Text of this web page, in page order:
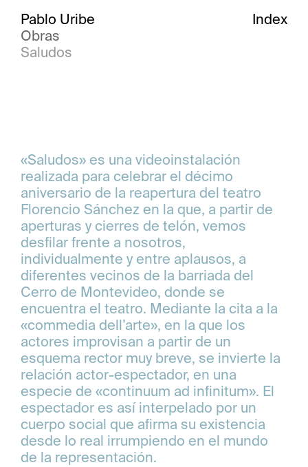
Pablo Uribe
Obras
Saludos
Index
«Saludos» es una videoinstalación
realizada para celebrar el décimo
aniversario de la reapertura del teatro
Florencio Sánchez en la que, a partir de
aperturas y cierres de telón, vemos
desfilar frente a nosotros,
individualmente y entre aplausos, a
diferentes vecinos de la barriada del
Cerro de Montevideo, donde se
encuentra el teatro. Mediante la cita a la
«commedia dell’arte», en la que los
actores improvisan a partir de un
esquema rector muy breve, se invierte la
relación actor-espectador, en una
especie de «continuum ad infinitum». El
espectador es así interpelado por un
cuerpo social que afirma su existencia
desde lo real irrumpiendo en el mundo
de la representación.